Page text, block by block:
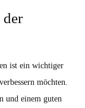
ist ein wichtiger
möchten.
und einem guten